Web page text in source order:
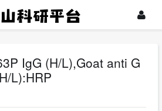
IgG (H/L),Goat anti G
L):HRP